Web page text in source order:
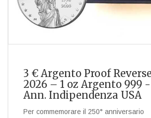
3 € Argento Proof
2026 – 1 oz Argento 999 -
Ann. Indipendenza USA
Per commemorare il 250° anniversario